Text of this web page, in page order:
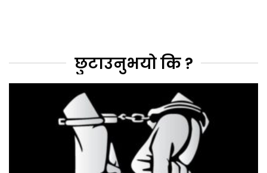
छुटाउनुभयो कि ?